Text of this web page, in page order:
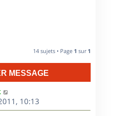
14 sujets • Page 1 sur 1
MESSAGE
10:13